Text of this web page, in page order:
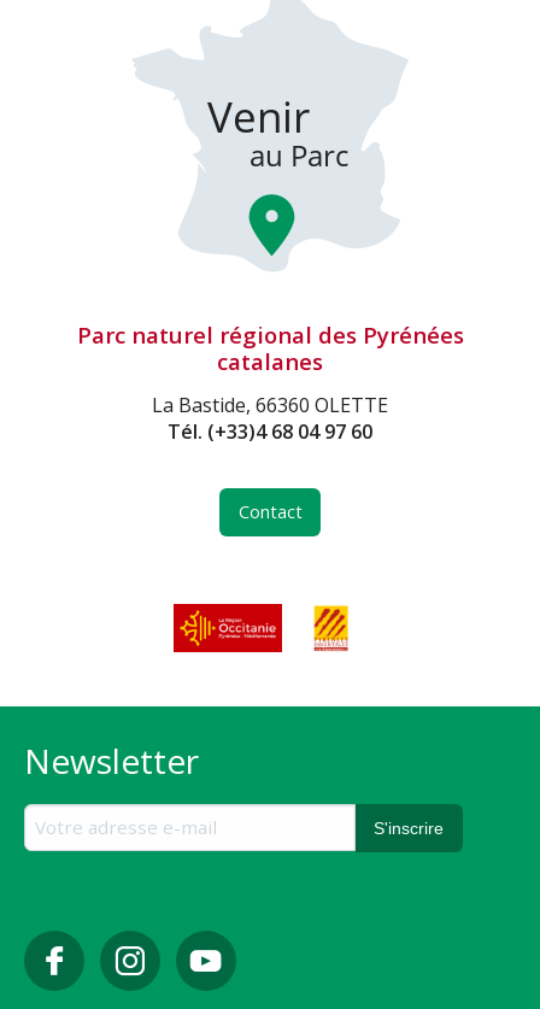
Parc naturel régional des Pyrénées
catalanes
La Bastide, 66360 OLETTE
Tél. (+33)4 68 04 97 60
Contact
Newsletter